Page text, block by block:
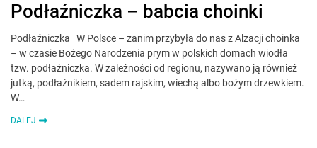
Podłaźniczka – babcia choinki
Podłaźniczka W Polsce – zanim przybyła do nas z Alzacji choinka
– w czasie Bożego Narodzenia prym w polskich domach wiodła
tzw. podłaźniczka. W zależności od regionu, nazywano ją również
jutką, podłaźnikiem, sadem rajskim, wiechą albo bożym drzewkiem.
W…
DALEJ